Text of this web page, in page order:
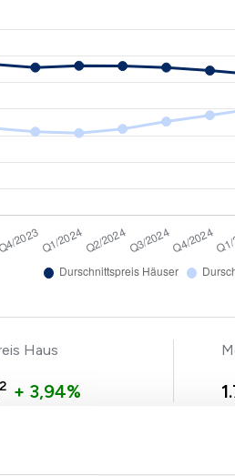
Haus
2 + 3,94%
für Eigentumswohnungen und